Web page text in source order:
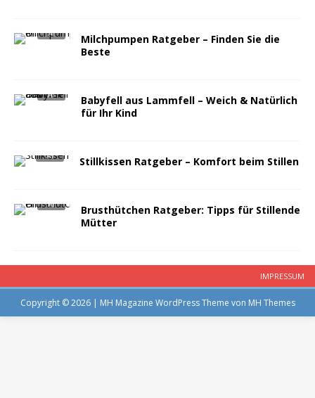
Milchpumpen Ratgeber – Finden Sie die
Beste
Babyfell aus Lammfell – Weich & Natürlich
für Ihr Kind
Stillkissen Ratgeber – Komfort beim Stillen
Brusthütchen Ratgeber: Tipps für Stillende
Mütter
IMPRESSUM
Copyright © 2026 | MH Magazine WordPress Theme von MH Themes